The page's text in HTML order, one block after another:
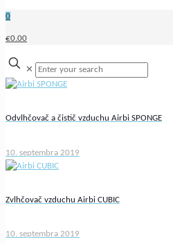
0
€0.00
✕
Odvlhčovač a čistič vzduchu Airbi SPONGE
10. septembra 2019
Zvlhčovač vzduchu Airbi CUBIC
10. septembra 2019